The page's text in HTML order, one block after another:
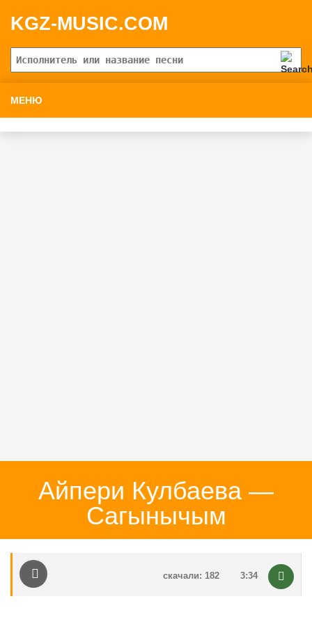
KGZ-MUSIC.COM
МЕНЮ
Айпери Кулбаева —
Сагынычым
3:34
скачали: 182